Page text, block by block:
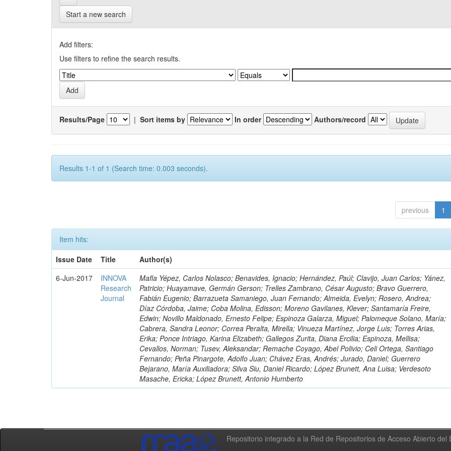
Start a new search
Add filters:
Use filters to refine the search results.
Results/Page | Sort items by In order Authors/record
Results 1-1 of 1 (Search time: 0.003 seconds).
previous 1
Item hits:
Issue Date
Title
Author(s)
6-Jun-2017
INNOVA
Research
Journal
Mafla Yépez, Carlos Nolasco; Benavides, Ignacio; Hernández, Paúl; Clavijo, Juan Carlos; Yánez,
Patricio; Huayamave, Germán Gerson; Trelles Zambrano, César Augusto; Bravo Guerrero,
Fabián Eugenio; Barrazueta Samaniego, Juan Fernando; Almeida, Evelyn; Rosero, Andrea;
Díaz Córdoba, Jaime; Coba Molina, Edisson; Moreno Gavilanes, Klever; Santamaría Freire,
Edwin; Novillo Maldonado, Ernesto Felipe; Espinoza Galarza, Miguel; Palomeque Solano, María;
Cabrera, Sandra Leonor; Correa Peralta, Mirella; Vinueza Martínez, Jorge Luis; Torres Arias,
Erika; Ponce Intriago, Karina Elizabeth; Gallegos Zurita, Diana Ercilia; Espinoza, Mellisa;
Cevallos, Norman; Tusev, Aleksandar; Remache Coyago, Abel Polivio; Celi Ortega, Santiago
Fernando; Peña Pinargote, Adolfo Juan; Chávez Eras, Andrés; Jurado, Daniel; Guerrero
Bejarano, María Auxiliadora; Silva Siu, Daniel Ricardo; López Brunett, Ana Luisa; Verdesoto
Masache, Ericka; López Brunett, Antonio Humberto
Repositorio integrado a la Red de Repositorios de Acceso Abierto del